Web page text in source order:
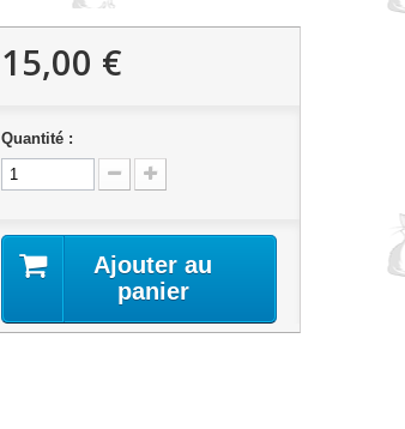
15,00 €
Quantité :
Ajouter au
panier